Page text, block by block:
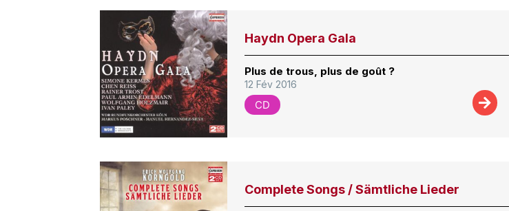
Haydn Opera Gala
Plus de trous, plus de goût ?
12 Fév 2016
CD
Complete Songs / Sämtliche Lieder